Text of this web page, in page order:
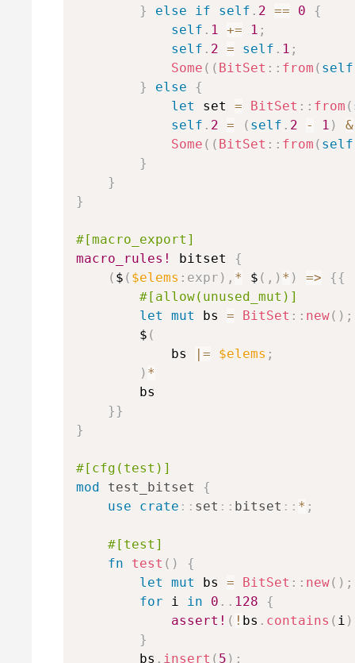
}
else if self . 2 == 0
{
self . 1 += 1 ;
self . 2 = self . 1 ;
Some ( ( BitSet :: from ( self
}
else
{
let
set = BitSet :: from (
self . 2 = ( self . 2 - 1 )
&
Some ( ( BitSet :: from ( self
}
}
}
#[macro_export]
macro_rules!
bitset {
( $ ( $elems : expr ) , * $ ( , ) * ) => {{
#[allow(unused_mut)]
let
mut bs = BitSet :: new( ) ;
        $
(
            bs
|= $elems ;
) *
        bs
}}
}
#[cfg(test)]
mod
test_bitset
{
use
crate :: set :: bitset :: * ;
#[test]
fn
test ( )
{
let
mut bs = BitSet :: new( ) ;
for i in 0 .. 128
{
assert! ( ! bs . contains ( i )
}
        bs
. insert ( 5 ) ;